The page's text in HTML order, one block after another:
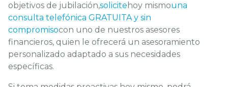
objetivos de jubilación,solicite hoy mismouna
consulta telefónica GRATUITA y sin
compromisocon uno de nuestros asesores
financieros, quien le ofrecerá un asesoramiento
personalizado adaptado a sus necesidades
específicas.